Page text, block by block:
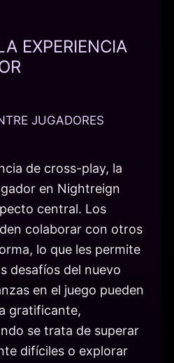
EXPERIENCIA
JUGADORES
de cross-play, la
en Nightreign
central. Los
colaborar con otros
lo que les permite
desafíos del nuevo
en el juego pueden
gratificante,
se trata de superar
difíciles o explorar